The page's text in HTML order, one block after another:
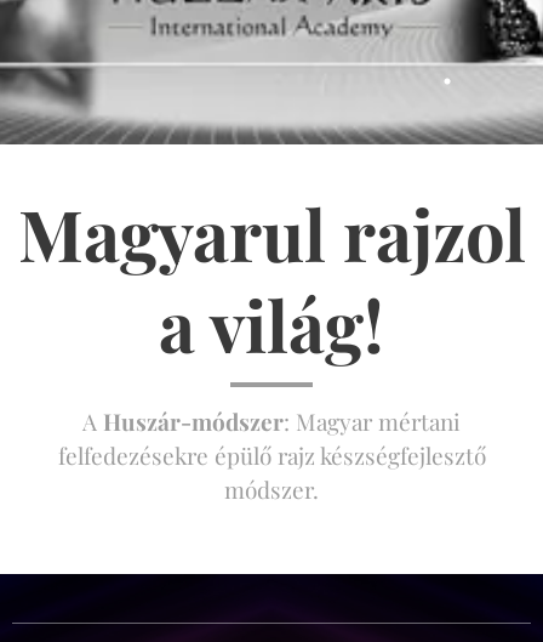
.
Magyarul rajzol
a világ!
A Huszár-módszer: Magyar mértani
felfedezésekre épülő rajz készségfejlesztő
módszer.